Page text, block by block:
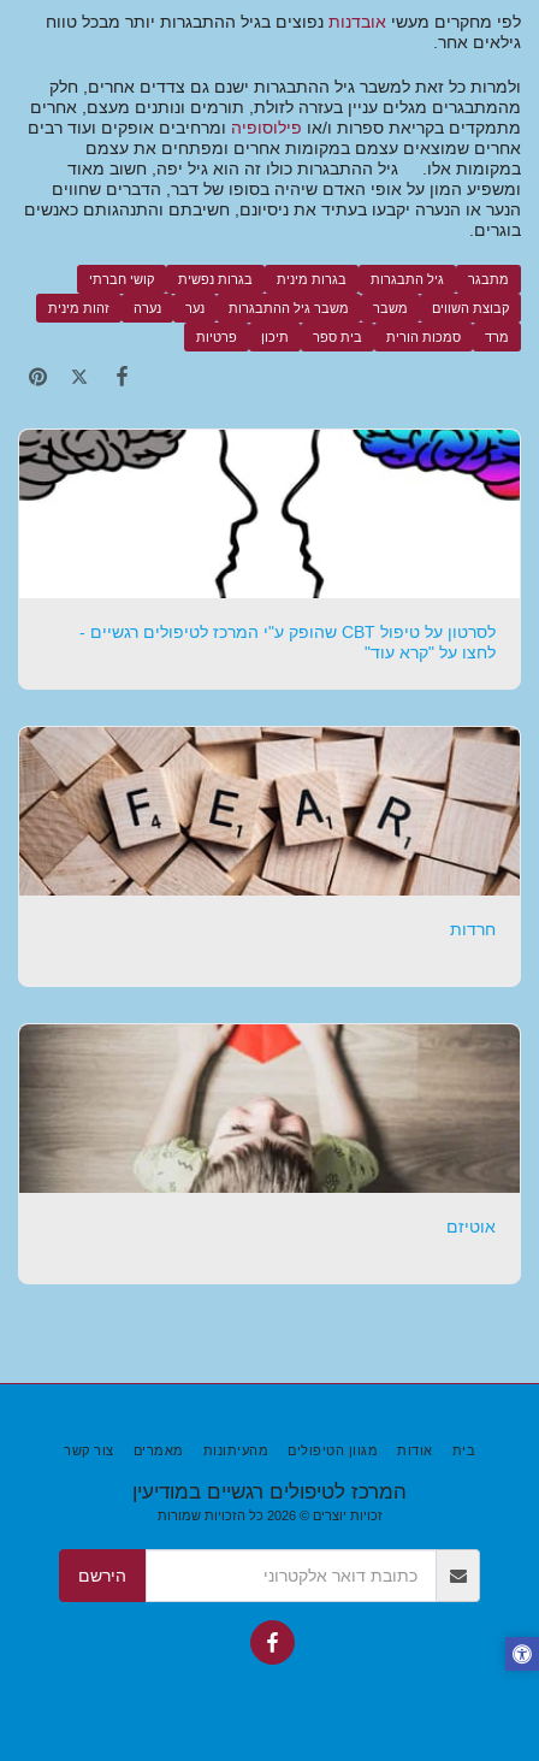
לפי מחקרים מעשי אובדנות נפוצים בגיל ההתבגרות יותר מבכל טווח
גילאים אחר.
ולמרות כל זאת למשבר גיל ההתבגרות ישנם גם צדדים אחרים, חלק
מהמתבגרים מגלים עניין בעזרה לזולת, תורמים ונותנים מעצם, אחרים
מתמקדים בקריאת ספרות ו/או פילוסופיה ומרחיבים אופקים ועוד רבים
אחרים שמוצאים עצמם במקומות אחרים ומפתחים את עצמם
במקומות אלו. גיל ההתבגרות כולו זה הוא גיל יפה, חשוב מאוד
ומשפיע המון על אופי האדם שיהיה בסופו של דבר, הדברים שחווים
הנער או הנערה יקבעו בעתיד את ניסיונם, חשיבתם והתנהגותם כאנשים
בוגרים.
מתבגר גיל התבגרות בגרות מינית בגרות נפשית
קושי חברתי
קבוצת השווים
משבר משבר גיל ההתבגרות נער נערה
זהות מינית
מרד
סמכות הורית בית ספר תיכון פרטיות
לסרטון על טיפול CBT שהופק ע"י המרכז לטיפולים רגשיים -
לחצו על "קרא עוד"
חרדות
אוטיזם
המרכז לטיפולים רגשיים במודיעין
זכויות יוצרים © 2026 כל הזכויות שמורות
בית אודות מגוון הטיפולים מהעיתונות מאמרים צור קשר
הירשם